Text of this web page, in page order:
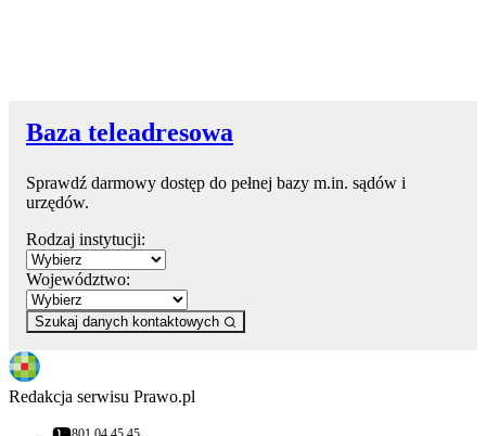
Baza teleadresowa
Sprawdź darmowy dostęp do pełnej bazy m.in. sądów i
urzędów.
Rodzaj instytucji:
Województwo:
Szukaj danych kontaktowych
Redakcja serwisu Prawo.pl